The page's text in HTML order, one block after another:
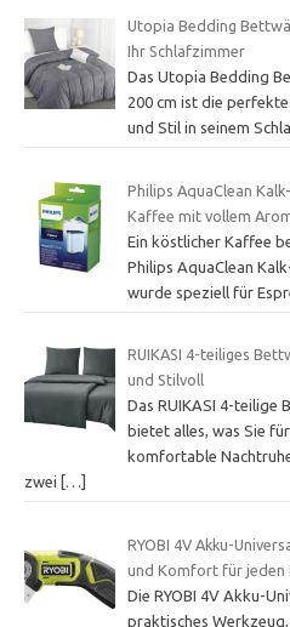
Utopia Bedding
Ihr Schlafzimmer
Das Utopia Bedding
200 cm ist die
und Stil in seinem
Philips AquaClean
Kaffee mit vollem
Ein köstlicher Kaffee
Philips AquaClean
wurde speziell für
RUIKASI 4-teiliges
und Stilvoll
Das RUIKASI 4-teilige
bietet alles, was Sie
komfortable
zwei
[…]
RYOBI 4V Akku-
und Komfort für jeden
Die RYOBI 4V Akku-
praktisches